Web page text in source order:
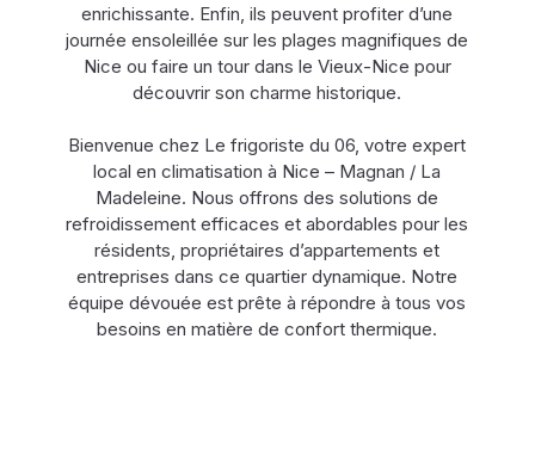
enrichissante. Enfin, ils peuvent profiter d’une
journée ensoleillée sur les plages magnifiques de
Nice ou faire un tour dans le Vieux-Nice pour
découvrir son charme historique.
Bienvenue chez Le frigoriste du 06, votre expert
local en climatisation à Nice – Magnan / La
Madeleine. Nous offrons des solutions de
refroidissement efficaces et abordables pour les
résidents, propriétaires d’appartements et
entreprises dans ce quartier dynamique. Notre
équipe dévouée est prête à répondre à tous vos
besoins en matière de confort thermique.